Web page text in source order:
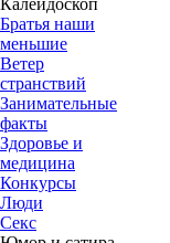
Калейдоскоп
Братья наши
меньшие
Ветер
странствий
Занимательные
факты
Здоровье и
медицина
Конкурсы
Люди
Секс